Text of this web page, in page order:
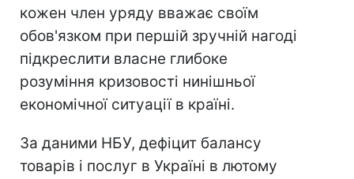
кожен член уряду вважає своїм
обов'язком при першій зручній нагоді
підкреслити власне глибоке
розуміння кризовості нинішньої
економічної ситуації в країні.
За даними НБУ, дефіцит балансу
товарів і послуг в Україні в лютому